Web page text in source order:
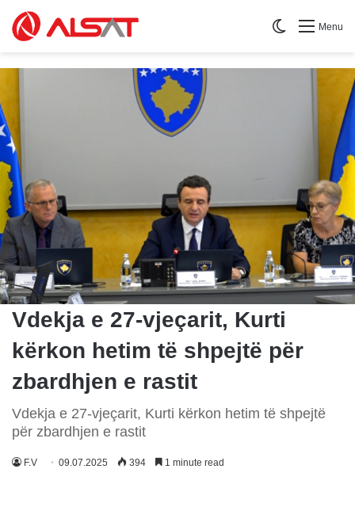
Menu
Switch skin
Vdekja e 27-vjeçarit, Kurti
kërkon hetim të shpejtë për
zbardhjen e rastit
Vdekja e 27-vjeçarit, Kurti kërkon hetim të shpejtë
për zbardhjen e rastit
F.V 09.07.2025 394 1 minute read